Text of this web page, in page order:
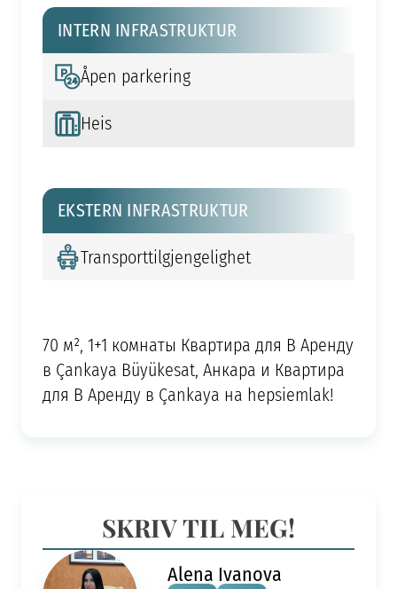
INTERN INFRASTRUKTUR
Åpen parkering
Heis
EKSTERN INFRASTRUKTUR
Transporttilgjengelighet
70 м², 1+1 комнаты Квартира для В Аренду
в Çankaya Büyükesat, Анкара и Квартира
для В Аренду в Çankaya на hepsiemlak!
SKRIV TIL MEG!
Alena Ivanova